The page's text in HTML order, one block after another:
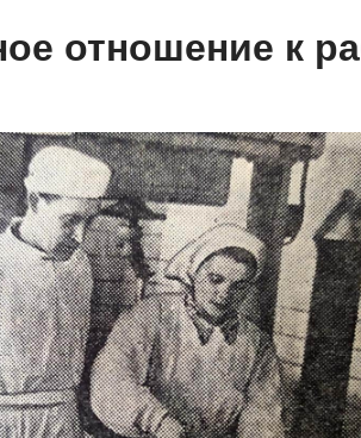
отношение к